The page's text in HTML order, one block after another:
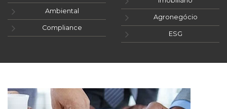
Ambiental
Compliance
Agronegócio
ESG